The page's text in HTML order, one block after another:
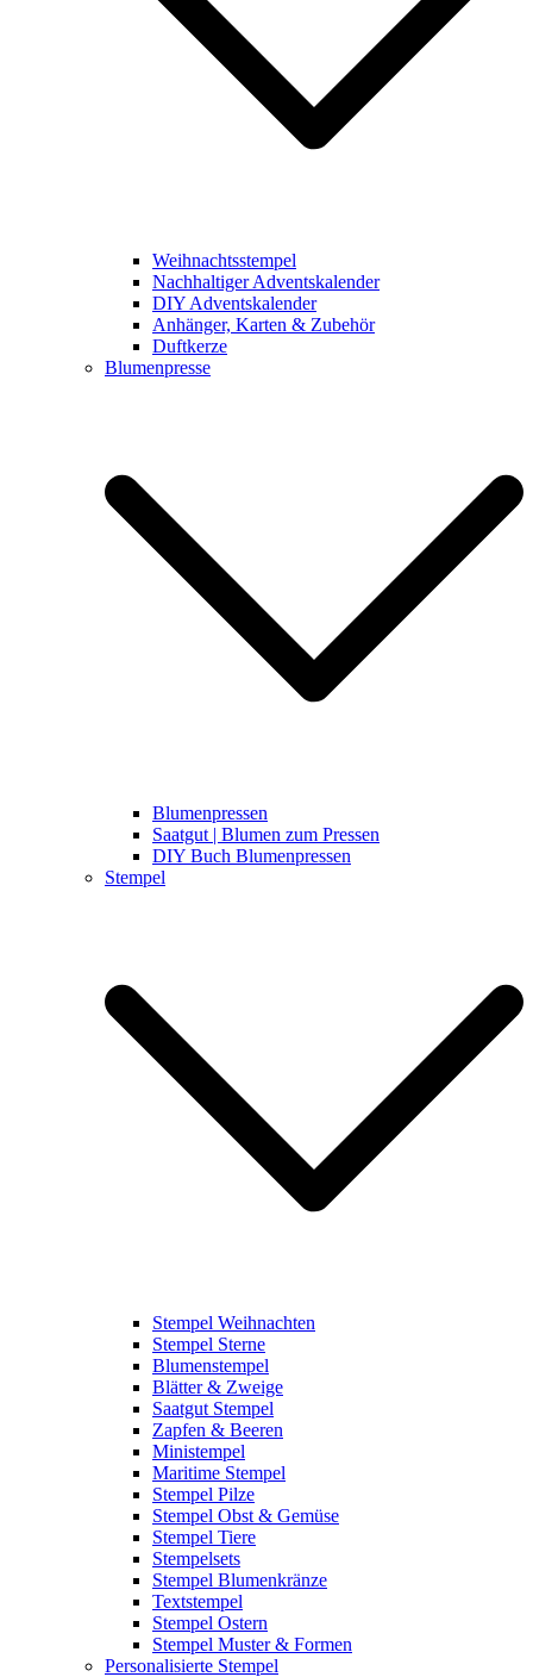
Weihnachtsstempel
Nachhaltiger Adventskalender
DIY Adventskalender
Anhänger, Karten & Zubehör
Duftkerze
Blumenpresse
Blumenpressen
Saatgut | Blumen zum Pressen
DIY Buch Blumenpressen
Stempel
Stempel Weihnachten
Stempel Sterne
Blumenstempel
Blätter & Zweige
Saatgut Stempel
Zapfen & Beeren
Ministempel
Maritime Stempel
Stempel Pilze
Stempel Obst & Gemüse
Stempel Tiere
Stempelsets
Stempel Blumenkränze
Textstempel
Stempel Ostern
Stempel Muster & Formen
Personalisierte Stempel